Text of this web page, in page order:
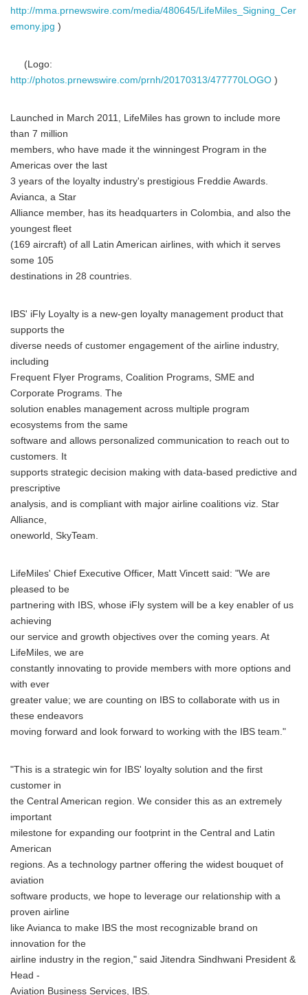
http://mma.prnewswire.com/media/480645/LifeMiles_Signing_Cer
emony.jpg )
(Logo:
http://photos.prnewswire.com/prnh/20170313/477770LOGO )
Launched in March 2011, LifeMiles has grown to include more
than 7 million
members, who have made it the winningest Program in the
Americas over the last
3 years of the loyalty industry's prestigious Freddie Awards.
Avianca, a Star
Alliance member, has its headquarters in Colombia, and also the
youngest fleet
(169 aircraft) of all Latin American airlines, with which it serves
some 105
destinations in 28 countries.
IBS' iFly Loyalty is a new-gen loyalty management product that
supports the
diverse needs of customer engagement of the airline industry,
including
Frequent Flyer Programs, Coalition Programs, SME and
Corporate Programs. The
solution enables management across multiple program
ecosystems from the same
software and allows personalized communication to reach out to
customers. It
supports strategic decision making with data-based predictive and
prescriptive
analysis, and is compliant with major airline coalitions viz. Star
Alliance,
oneworld, SkyTeam.
LifeMiles' Chief Executive Officer, Matt Vincett said: "We are
pleased to be
partnering with IBS, whose iFly system will be a key enabler of us
achieving
our service and growth objectives over the coming years. At
LifeMiles, we are
constantly innovating to provide members with more options and
with ever
greater value; we are counting on IBS to collaborate with us in
these endeavors
moving forward and look forward to working with the IBS team."
"This is a strategic win for IBS' loyalty solution and the first
customer in
the Central American region. We consider this as an extremely
important
milestone for expanding our footprint in the Central and Latin
American
regions. As a technology partner offering the widest bouquet of
aviation
software products, we hope to leverage our relationship with a
proven airline
like Avianca to make IBS the most recognizable brand on
innovation for the
airline industry in the region," said Jitendra Sindhwani President &
Head -
Aviation Business Services, IBS.